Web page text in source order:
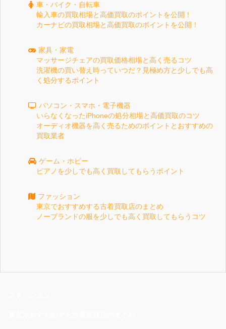
車・バイク・自転車
輸入車の買取相場と高価買取のポイントを公開！
カーナビの買取相場と高価買取のポイントを公開！
家具・家電
マッサージチェアの買取価格相場と高く売るコツ
洗濯機の買い替え時っていつだ？見極め方と少しでも高
く処分するポイント
パソコン・スマホ・電子機器
いらなくなったiPhoneの処分相場と高価買取のコツ
オーディオ機器を高く売るためのポイントとおすすめの
買取業者
ゲーム・ホビー
ピアノを少しでも高く買取してもらうポイント
ファッション
東京でおすすめする古着買取店のまとめ
ノーブランドの服を少しでも高く買取してもらうコツ